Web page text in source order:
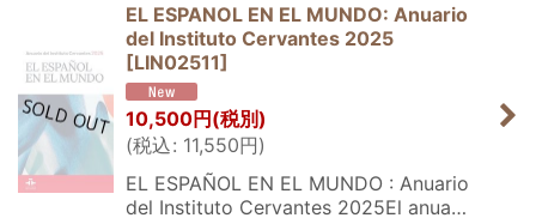
EL ESPANOL EN EL MUNDO: Anuario
del Instituto Cervantes 2025
[LIN02511]
10,500円(税別)
(税込: 11,550円)
EL ESPAÑOL EN EL MUNDO : Anuario
del Instituto Cervantes 2025El anua…